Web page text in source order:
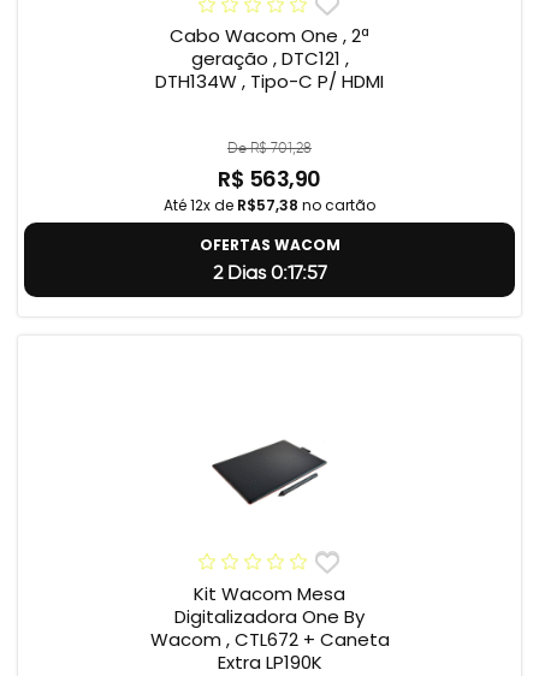
Cabo Wacom One , 2ª
geração , DTC121 ,
DTH134W , Tipo-C P/ HDMI
De R$ 701,28
R$ 563,90
Até 12x de R$57,38 no cartão
OFERTAS WACOM
2 Dias 0:17:56
Kit Wacom Mesa
Digitalizadora One By
Wacom , CTL672 + Caneta
Extra LP190K